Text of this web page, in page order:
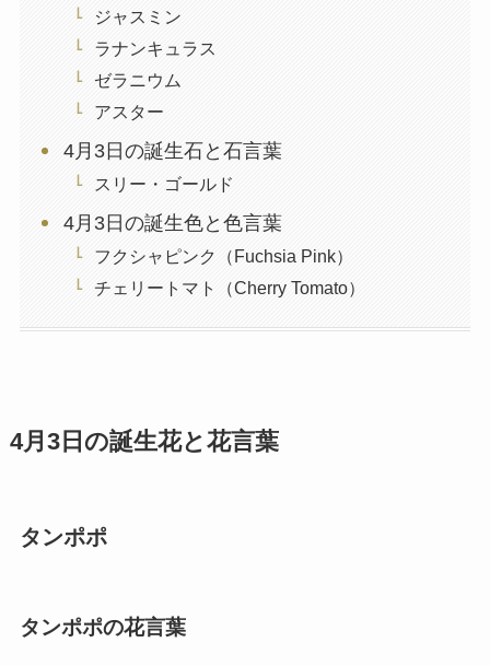
ジャスミン
ラナンキュラス
ゼラニウム
アスター
4月3日の誕生石と石言葉
スリー・ゴールド
4月3日の誕生色と色言葉
フクシャピンク（Fuchsia Pink）
チェリートマト（Cherry Tomato）
4月3日の誕生花と花言葉
タンポポ
タンポポの花言葉